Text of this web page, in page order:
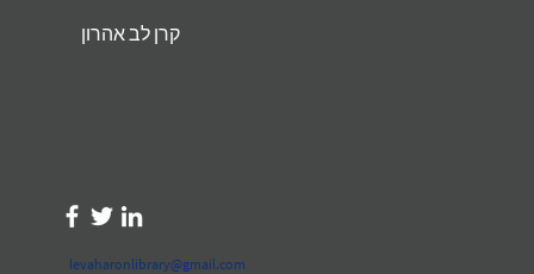
קרן לב אהרון
levaharonlibrary@gmail.com